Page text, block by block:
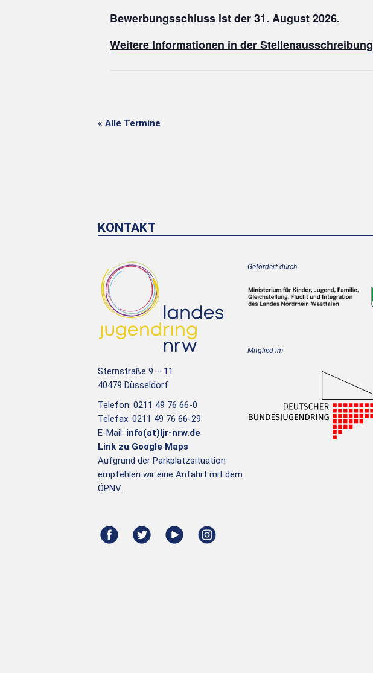
Bewerbungsschluss ist der 31. August 2026.
Weitere Informationen in der Stellenausschreibung
« Alle Termine
KONTAKT
Sternstraße 9 – 11
40479 Düsseldorf
Telefon: 0211 49 76 66-0
Telefax: 0211 49 76 66-29
E-Mail: info(at)ljr-nrw.de
Link zu Google Maps
Aufgrund der Parkplatzsituation
empfehlen wir eine Anfahrt mit dem
ÖPNV.
Gefördert durch
Mitglied im